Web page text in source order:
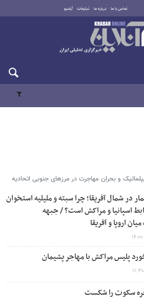
تماس با ما درباره ما تبلیغات آرشیو
و بحران مهاجرت در مرزهای جنوبی اتحادیه
در شمال آفریقا؛ چرا سبته و ملیلیه استخوان
اسپانیا و مراکش است؟ / جبهه
اروپا و آفریقا
پلیس مراکش با مهاجر پشیمان
سکوت را شکست